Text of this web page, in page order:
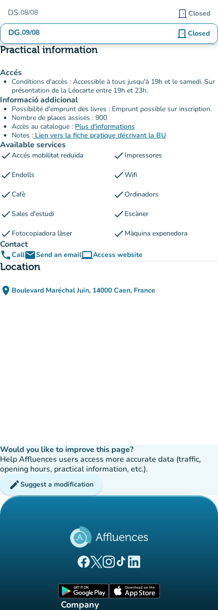
DS.08/08 door_front Closed
DG.09/08 door_front Closed
Practical information
Accés
Conditions d'accès : Accessible à tous jusqu'à 19h et le samedi. Sur
présentation de la Léocarte entre 19h et 23h.
Informació addicional
Possibilité d'emprunt des livres : Emprunt possible sur inscription.
Nombre de places assises : 900
Accès au catalogue : Plus d'informations
Notes : Lien vers la fiche pratique décrivant la BU
Available services
checkAccés mobilitat reduïda check Impressores
check Endolls checkWifi
checkCafè checkOrdinadors
checkSales d'estudi check Escàner
check Fotocopiadora làser check Màquina expenedora
Contact
phoneCallemailSend an emailcomputerAccess website
(new tab)
Location
place Boulevard Maréchal Juin, 14000 Caen, France
(open in Google Maps)
(new tab)
Would you like to improve this page?
Help Affluences users access more accurate data (traffic,
opening hours, practical information, etc.).
editSuggest a modification
(new tab)
(new tab)
(new tab)(new tab)
(new tab)
Company